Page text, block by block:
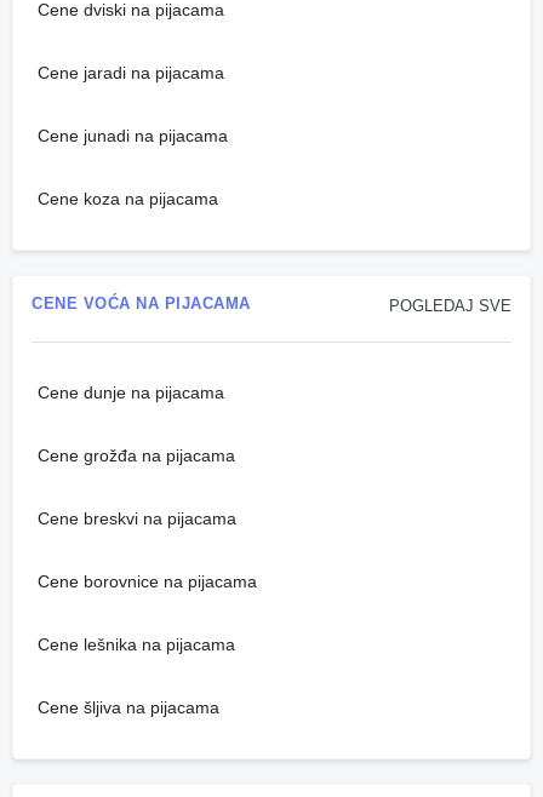
Cene dviski na pijacama
Cene jaradi na pijacama
Cene junadi na pijacama
Cene koza na pijacama
POGLEDAJ SVE
CENE VOĆA NA PIJACAMA
Cene dunje na pijacama
Cene grožđa na pijacama
Cene breskvi na pijacama
Cene borovnice na pijacama
Cene lešnika na pijacama
Cene šljiva na pijacama